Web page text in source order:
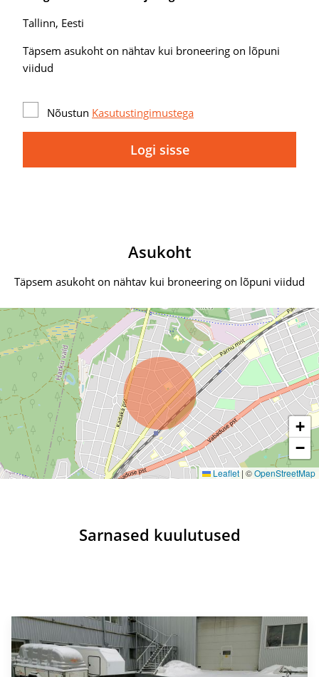
Tallinn, Eesti
Täpsem asukoht on nähtav kui broneering on lõpuni
viidud
Nõustun Kasutustingimustega
Logi sisse
Asukoht
Täpsem asukoht on nähtav kui broneering on lõpuni viidud
+
−
Leaflet | ©OpenStreetMap
Sarnased kuulutused